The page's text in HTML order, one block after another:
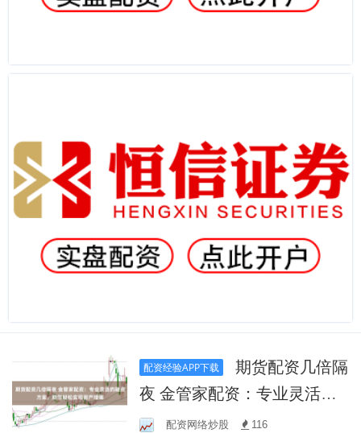
配资经验APP下载
期货配资几倍隔
夜 金管家配资：专业灵活的
融资方案，助您轻松实现资
配资网络炒股 116